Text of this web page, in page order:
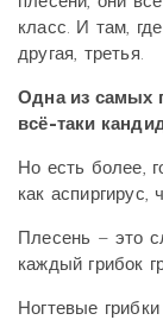
класс. И там,
другая, третья.
Одна из самых
всё-таки
Но есть более,
как аспиргирус,
Плесень – это
каждый грибок
Ногтевые